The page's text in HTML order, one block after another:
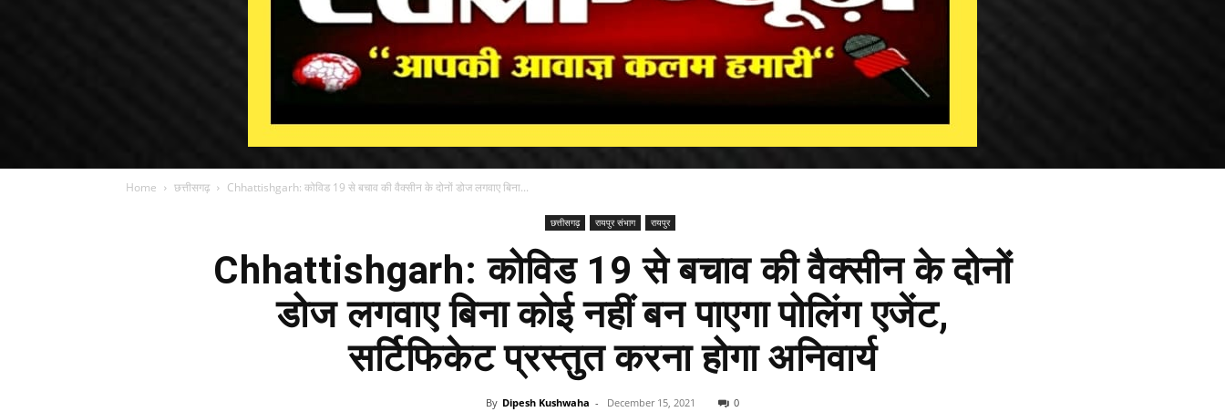
Home छत्तीसगढ़ Chhattishgarh: कोविड 19 से बचाव की वैक्सीन के दोनों डोज लगवाए बिना...
छत्तीसगढ़ रायपुर संभाग रायपुर
Chhattishgarh: कोविड 19 से बचाव की वैक्सीन के दोनों
डोज लगवाए बिना कोई नहीं बन पाएगा पोलिंग एजेंट,
सर्टिफिकेट प्रस्तुत करना होगा अनिवार्य
By Dipesh Kushwaha - December 15, 2021 0